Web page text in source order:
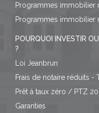
Programmes immobilier
Programmes immobilier
POURQUOI INVESTIR
?
Loi Jeanbrun
Frais de notaire réduits -
Prêt à taux zéro / PTZ
Garanties